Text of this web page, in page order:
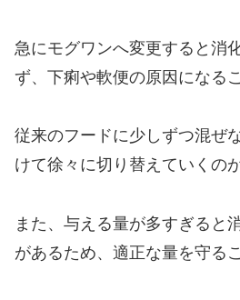
急にモグワンへ変更すると消
ず、下痢や軟便の原因になる
従来のフードに少しずつ混ぜ
けて徐々に切り替えていくの
また、与える量が多すぎると
があるため、適正な量を守る